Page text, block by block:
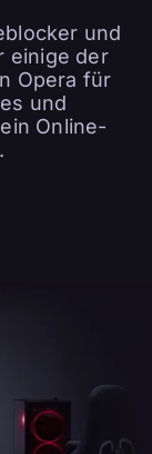
und
einige der
Opera für
und
Online-